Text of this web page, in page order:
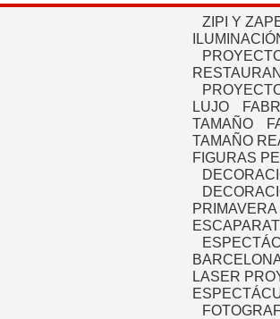
ZIPI Y
LUJO
TAMAÑO
TAMAÑO
FIGURAS
PRIMAVERA
LASER